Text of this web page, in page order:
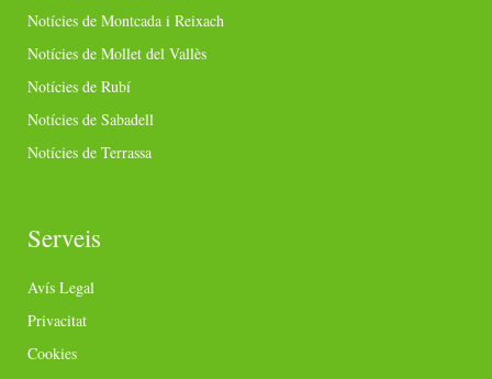
Notícies de Montcada i Reixach
Notícies de Mollet del Vallès
Notícies de Rubí
Notícies de Sabadell
Notícies de Terrassa
Serveis
Avís Legal
Privacitat
Cookies